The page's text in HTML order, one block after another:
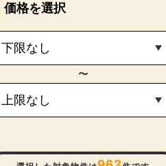
価格を選択
〜